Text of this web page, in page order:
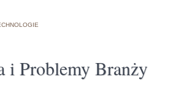
i Problemy Branży